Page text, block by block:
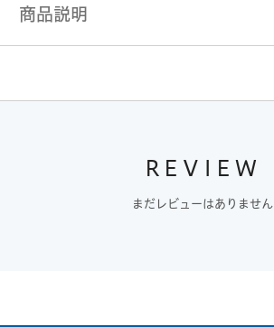
商品説明
REVIEW
まだレビューはありません